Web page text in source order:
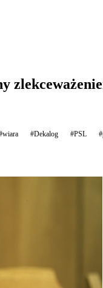
#Dekalog #PSL